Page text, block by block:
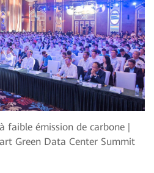
émission de carbone |
Green Data Center Summit